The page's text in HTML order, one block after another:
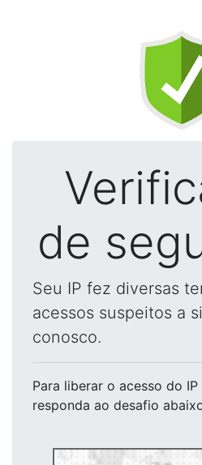
de
Seu IP fez diversas
acessos suspeitos a
conosco.
Para liberar o acesso do IP
responda ao desafio